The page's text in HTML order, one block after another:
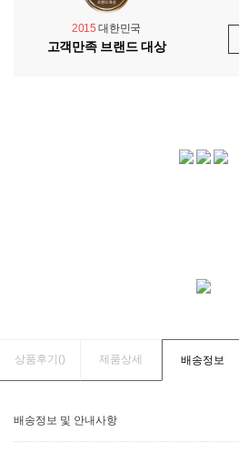
2015 대한민국
고객만족 브랜드 대상
상품후기() 제품상세 배송정보
배송정보 및 안내사항